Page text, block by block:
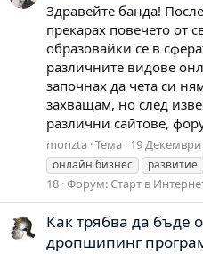
Здравейте банда!
прекарах повечето от
образовайки се в
различните видове
започнах да чета си
захващам, но след
различни сайтове,
monzta Тема 19 Декември
онлайн бизнес
развитие
18 Форум: Старт в
Как трябва да бъде
дропшипинг